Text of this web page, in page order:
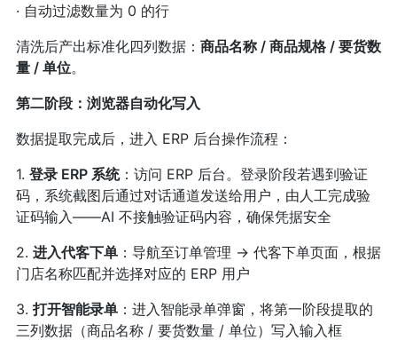
· 自动过滤数量为 0 的行
清洗后产出标准化四列数据： 商品名称 / 商品规格 / 要货数
量 / 单位。
第二阶段：浏览器自动化写入
数据提取完成后，进入 ERP 后台操作流程：
1. 登录 ERP 系统：访问 ERP 后台。登录阶段若遇到验证
码，系统截图后通过对话通道发送给用户，由人工完成验
证码输入——AI 不接触验证码内容，确保凭据安全
2. 进入代客下单：导航至订单管理 → 代客下单页面，根据
门店名称匹配并选择对应的 ERP 用户
3.打开智能录单：进入智能录单弹窗，将第一阶段提取的
三列数据（商品名称 / 要货数量 / 单位）写入输入框